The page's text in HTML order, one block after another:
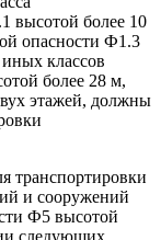
высотой более 10
опасности Ф1.3
классов
более 28 м,
этажей, должны
транспортировки
и сооружений
Ф5 высотой
следующих